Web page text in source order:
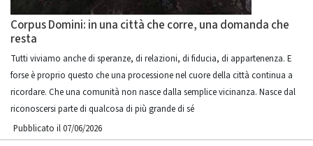
Corpus Domini: in una città che corre, una domanda che
resta
Tutti viviamo anche di speranze, di relazioni, di fiducia, di appartenenza. E
forse è proprio questo che una processione nel cuore della città continua a
ricordare. Che una comunità non nasce dalla semplice vicinanza. Nasce dal
riconoscersi parte di qualcosa di più grande di sé
Pubblicato il 07/06/2026